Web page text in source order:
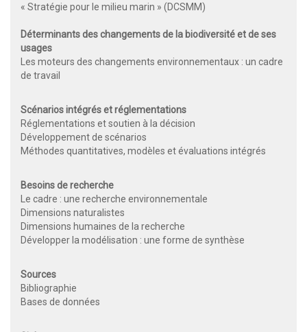
« Stratégie pour le milieu marin » (DCSMM)
Déterminants des changements de la biodiversité et de ses
usages
Les moteurs des changements environnementaux : un cadre
de travail
Scénarios intégrés et réglementations
Réglementations et soutien à la décision
Développement de scénarios
Méthodes quantitatives, modèles et évaluations intégrés
Besoins de recherche
Le cadre : une recherche environnementale
Dimensions naturalistes
Dimensions humaines de la recherche
Développer la modélisation : une forme de synthèse
Sources
Bibliographie
Bases de données